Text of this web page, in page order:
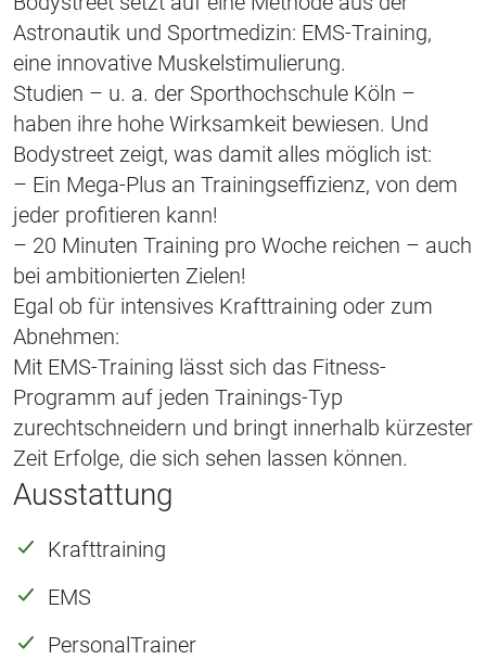
Astronautik und Sportmedizin: EMS-Training,
eine innovative Muskelstimulierung.
Studien – u. a. der Sporthochschule Köln –
haben ihre hohe Wirksamkeit bewiesen. Und
Bodystreet zeigt, was damit alles möglich ist:
– Ein Mega-Plus an Trainingseffizienz, von dem
jeder profitieren kann!
– 20 Minuten Training pro Woche reichen – auch
bei ambitionierten Zielen!
Egal ob für intensives Krafttraining oder zum
Abnehmen:
Mit EMS-Training lässt sich das Fitness-
Programm auf jeden Trainings-Typ
zurechtschneidern und bringt innerhalb kürzester
Zeit Erfolge, die sich sehen lassen können.
Ausstattung
Krafttraining
EMS
PersonalTrainer